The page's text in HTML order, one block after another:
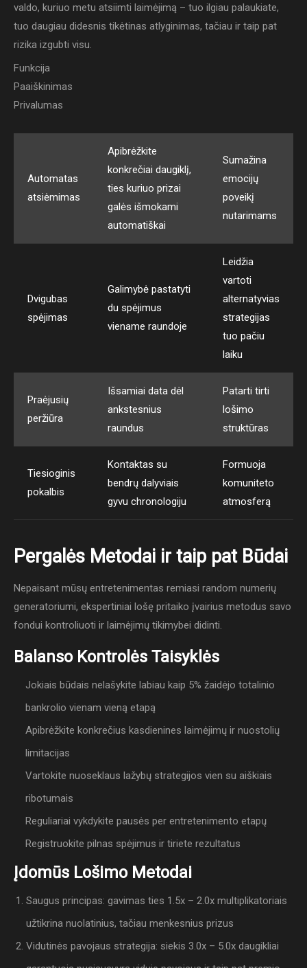
valdo, kuriuo metu atsiimti laimėjimą – tuo ilgiau palaukiate,
tuo daugiau didesnis tikėtinas atlyginimas, tačiau ir taip pat
rizika izgubti visu.
Funkcija
Paaiškinimas
Privalumas
Automatas
atsiėmimas
Apibrėžkite
konkrečiai daugiklį,
ties kuriuo prizai
galės išmokami
automatiškai
Sumažina
emocijų
poveikį
nutarimams
Dvigubas
spėjimas
Galimybė pastatyti
du spėjimus
viename raundoje
Leidžia
vartoti
alternatyvias
strategijas
tuo pačiu
laiku
Praėjusių
peržiūra
Išsamiai data dėl
ankstesnius
raundus
Patarti tirti
lošimo
struktūras
Tiesioginis
pokalbis
Kontaktas su
bendrų dalyviais
gyvu chronologiju
Formuoja
komuniteto
atmosferą
Pergalės Metodai ir taip pat Būdai
Nepaisant mūsų entretenimentas remiasi random numerių
generatoriumi, ekspertiniai lošę pritaiko įvairius metodus savo
fondui kontroliuoti ir laimėjimų tikimybei didinti.
Balanso Kontrolės Taisyklės
Jokiais būdais nelašykite labiau kaip 5% žaidėjo totalinio
bankrolio vienam vieną etapą
Apibrėžkite konkrečius kasdienines laimėjimų ir nuostolių
limitacijas
Vartokite nuoseklaus lažybų strategijos vien su aiškiais
ribotumais
Reguliariai vykdykite pausės per entretenimento etapų
Registruokite pilnas spėjimus ir tiriete rezultatus
Įdomūs Lošimo Metodai
Saugus principas: gavimas ties 1.5x – 2.0x multiplikatoriais
užtikrina nuolatinius, tačiau menkesnius prizus
Vidutinės pavojaus strategija: siekis 3.0x – 5.0x daugikliai